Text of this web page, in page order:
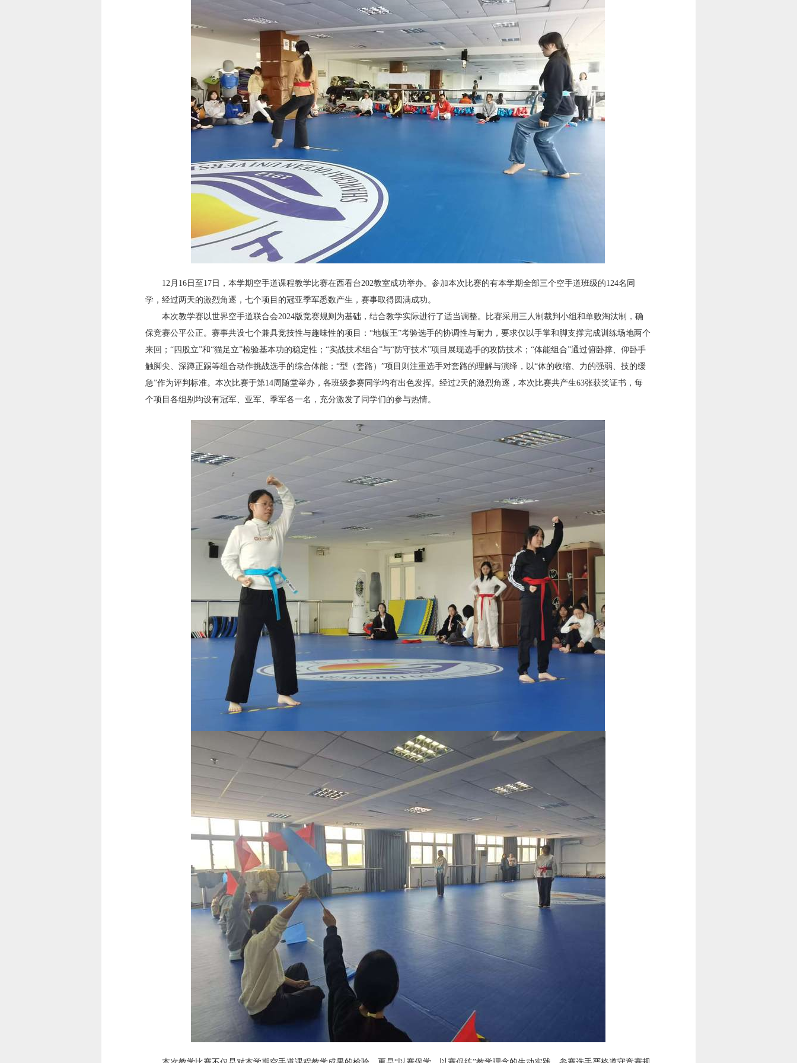
12月 16 日至 17 日，本学期空手道课程教学比赛在西看台202教室成功举办。参加本次比赛的有本学期全部三个空手道班级的124名同
学，经过两天的激烈角逐，七个项目的冠亚季军悉数产生，赛事取得圆满成功。
本次教学赛以世界空手道联合会2024版竞赛规则为基础，结合教学实际进行了适当调整。比赛采用三人制裁判小组和单败淘汰制，确
保竞赛公平公正。赛事共设七个兼具竞技性与趣味性的项目：“地板王”考验选手的协调性与耐力，要求仅以手掌和脚支撑完成训练场地两个
来回；“四股立”和“猫足立”检验基本功的稳定性；“实战技术组合”与“防守技术”项目展现选手的攻防技术；“体能组合”通过俯卧撑、仰卧手
触脚尖、深蹲正踢等组合动作挑战选手的综合体能；“型（套路）”项目则注重选手对套路的理解与演绎，以“体的收缩、力的强弱、技的缓
急”作为评判标准。 本次比赛于第14周随堂举办，各班级参赛同学均有出色发挥。经过2天的激烈角逐，本次比赛共产生63张获奖证书，每
个项目各组别均设有冠军、亚军、季军各一名，充分激发了同学们的参与热情。